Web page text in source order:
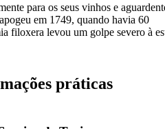
para os seus vinhos e
em 1749, quando havia 60
filoxera levou um golpe severo à
práticas